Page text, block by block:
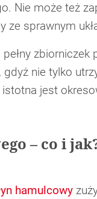
Nie może też
ze sprawnym
nie tylko
jest
– co i
hamulcowy